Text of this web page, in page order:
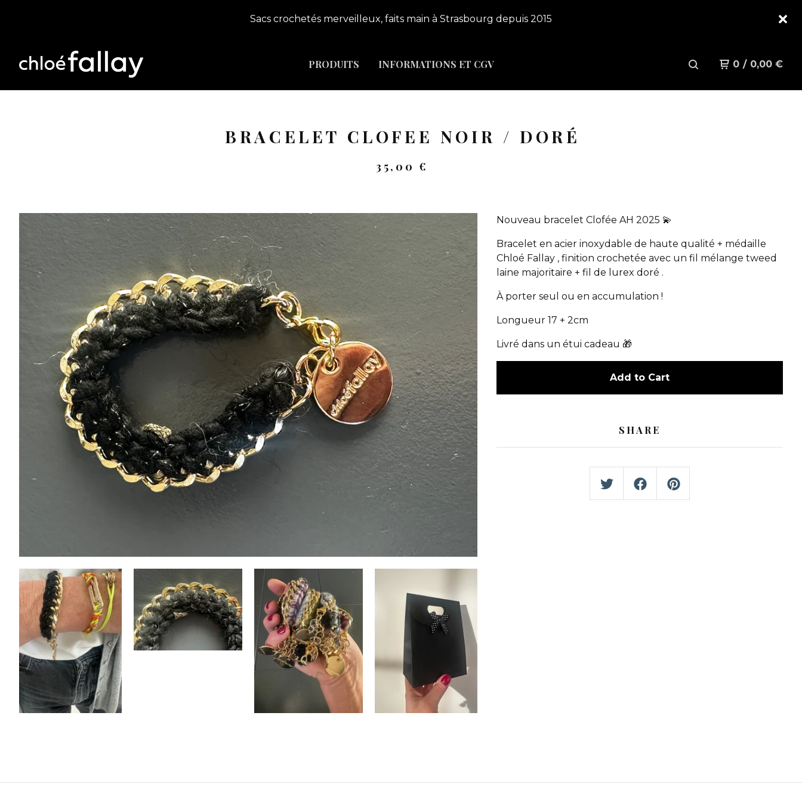
Sacs crochetés merveilleux, faits main à Strasbourg depuis 2015
PRODUITS INFORMATIONS ET CGV 0 / 0,00 €
BRACELET CLOFEE NOIR / DORÉ
35,00 €
Nouveau bracelet Clofée AH 2025 💫
Bracelet en acier inoxydable de haute qualité + médaille
Chloé Fallay , finition crochetée avec un fil mélange tweed
laine majoritaire + fil de lurex doré .
À porter seul ou en accumulation !
Longueur 17 + 2cm
Livré dans un étui cadeau 🎁
Add to Cart
SHARE